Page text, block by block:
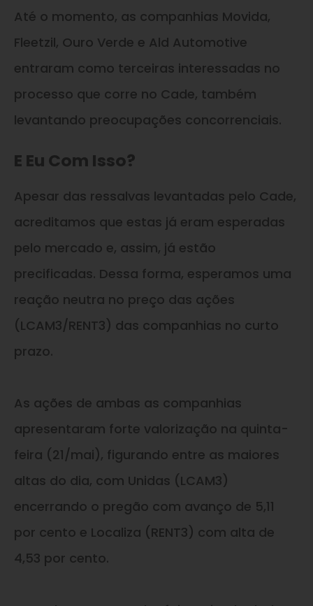
Até o momento, as companhias Movida,
Fleetzil, Ouro Verde e Ald Automotive
entraram como terceiras interessadas no
processo que corre no Cade, também
levantando preocupações concorrenciais.
E Eu Com Isso?
Apesar das ressalvas levantadas pelo Cade,
acreditamos que estas já eram esperadas
pelo mercado e, assim, já estão
precificadas. Dessa forma, esperamos uma
reação neutra no preço das ações
(LCAM3/RENT3) das companhias no curto
prazo.
As ações de ambas as companhias
apresentaram forte valorização na quinta-
feira (21/mai), figurando entre as maiores
altas do dia, com Unidas (LCAM3)
encerrando o pregão com avanço de 5,11
por cento e Localiza (RENT3) com alta de
4,53 por cento.